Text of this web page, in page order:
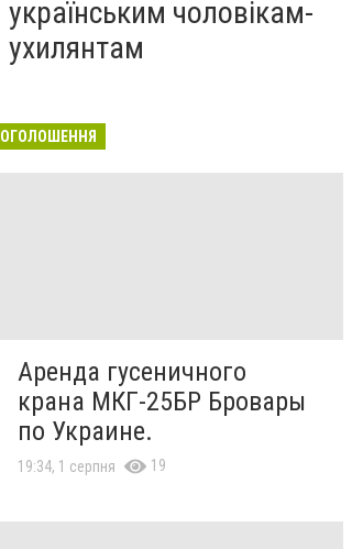
українським чоловікам-
ухилянтам
ОГОЛОШЕННЯ
Аренда гусеничного
крана МКГ-25БР Бровары
по Украине.
19:34, 1 серпня 19